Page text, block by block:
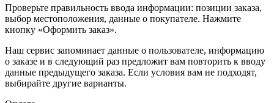
Проверьте правильность ввода информации: позиции заказа,
выбор местоположения, данные о покупателе. Нажмите
кнопку «Оформить заказ».
Наш сервис запоминает данные о пользователе, информацию
о заказе и в следующий раз предложит вам повторить к вводу
данные предыдущего заказа. Если условия вам не подходят,
выбирайте другие варианты.